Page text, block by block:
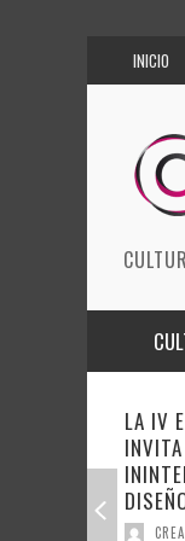
INICIO
EL
GROUP